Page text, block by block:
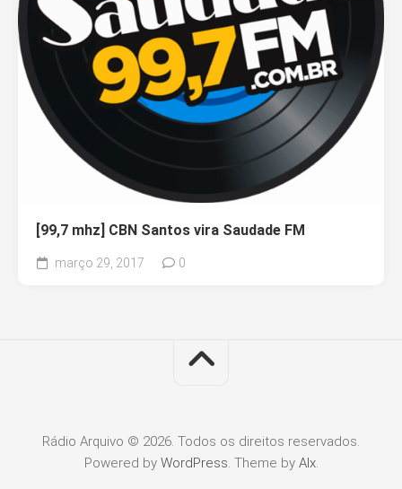
[99,7 mhz] CBN Santos vira Saudade FM
março 29, 2017 0
Rádio Arquivo © 2026. Todos os direitos reservados.
Powered by WordPress. Theme by Alx.